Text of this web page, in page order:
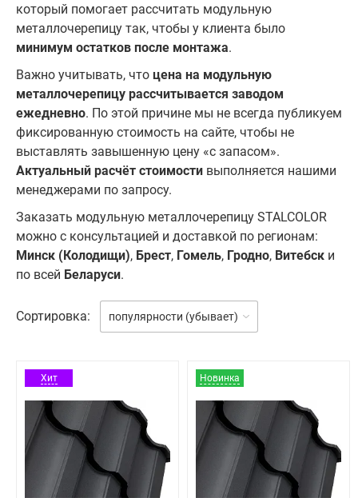
который помогает рассчитать модульную
металлочерепицу так, чтобы у клиента было
минимум остатков после монтажа.
Важно учитывать, что цена на модульную
металлочерепицу рассчитывается заводом
ежедневно. По этой причине мы не всегда публикуем
фиксированную стоимость на сайте, чтобы не
выставлять завышенную цену «с запасом».
Актуальный расчёт стоимости выполняется нашими
менеджерами по запросу.
Заказать модульную металлочерепицу STALCOLOR
можно с консультацией и доставкой по регионам:
Минск (Колодищи), Брест, Гомель, Гродно, Витебск и
по всей Беларуси.
Сортировка: популярности (убывает)
Хит Новинка